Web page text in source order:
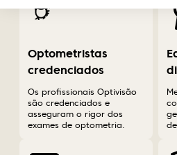
Optometristas
credenciados
Os profissionais Optivisão
são credenciados e
asseguram o rigor dos
exames de optometria.